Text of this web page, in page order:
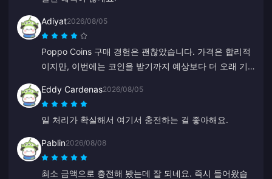
Adiyat2026/08/05
Poppo Coins 구매 경험은 괜찮았습니다. 가격은 합리적
이지만, 이번에는 코인을 받기까지 예상보다 더 오래 기
요.
Eddy Cardenas2026/08/05
일 처리가 확실해서 여기서 충전하는 걸 좋아해요.
Pablin2026/08/08
최소 금액으로 충전해 봤는데 잘 되네요. 즉시 들어왔습